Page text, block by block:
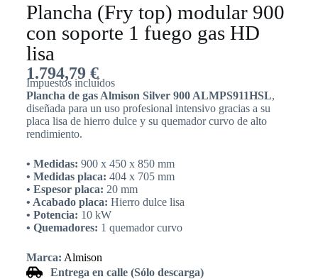
Plancha (Fry top) modular 900
con soporte 1 fuego gas HD
lisa
1.794,79 €
Impuestos incluídos
Plancha de gas Almison Silver 900 ALMPS911HSL,
diseñada para un uso profesional intensivo gracias a su
placa lisa de hierro dulce y su quemador curvo de alto
rendimiento.
• Medidas: 900 x 450 x 850 mm
• Medidas placa: 404 x 705 mm
• Espesor placa: 20 mm
• Acabado placa: Hierro dulce lisa
• Potencia: 10 kW
• Quemadores: 1 quemador curvo
Marca: Almison
Entrega en calle (Sólo descarga)